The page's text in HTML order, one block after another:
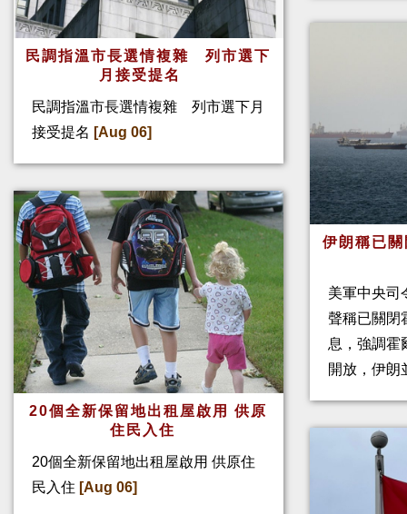
民調指溫市長選情複雜 列市選下
月接受提名
民調指溫市長選情複雜 列市選下月
接受提名 [Aug 06]
20個全新保留地出租屋啟用 供原
住民入住
20個全新保留地出租屋啟用 供原住
民入住 [Aug 06]
伊朗稱已
美軍中央司
聲稱已關閉
息，強調霍
開放，伊